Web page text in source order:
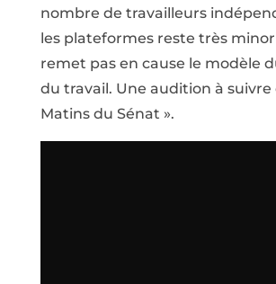
nombre de travailleurs
les plateformes reste très
remet pas en cause le modèle
du travail. Une audition à suivre
Matins du Sénat ».